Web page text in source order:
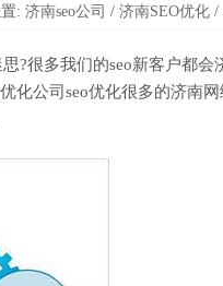
: 济南seo公司 / 济南SEO优化 /
?很多我们的seo新客户都会
化公司seo优化很多的济南